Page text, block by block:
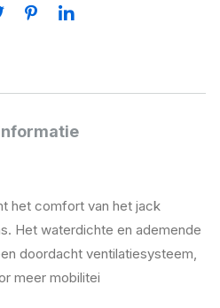
het comfort van het jack
Het waterdichte en ademende
doordacht ventilatiesysteem,
meer mobilitei